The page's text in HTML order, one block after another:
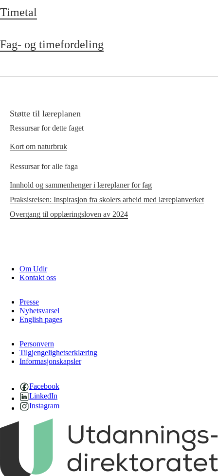
Timetal
Fag- og timefordeling
Støtte til læreplanen
Ressursar for dette faget
Kort om naturbruk
Ressursar for alle faga
Innhold og sammenhenger i læreplaner for fag
Praksisreisen: Inspirasjon fra skolers arbeid med læreplanverket
Overgang til opplæringsloven av 2024
Om Udir
Kontakt oss
Presse
Nyhetsvarsel
English pages
Personvern
Tilgjengelighetserklæring
Informasjonskapsler
Facebook
LinkedIn
Instagram